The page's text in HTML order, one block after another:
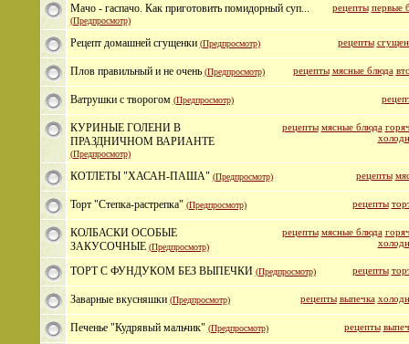
рецепты первые
Мачо - гаспачо. Как приготовить помидорный суп...
(Предпросмотр)
рецепты
Рецепт домашней сгущенки (Предпросмотр)
рецепты мясные блюда
Плов правильный и не очень (Предпросмотр)
Ватрушки с творогом (Предпросмотр)
рецепты мясные блюда
КУРИНЫЕ ГОЛЕНИ В
ПРАЗДНИЧНОМ ВАРИАНТЕ
(Предпросмотр)
рецепты
КОТЛЕТЫ "ХАСАН-ПАША" (Предпросмотр)
рецепты
Торт "Степка-растрепка" (Предпросмотр)
рецепты мясные блюда
КОЛБАСКИ ОСОБЫЕ
ЗАКУСОЧНЫЕ (Предпросмотр)
рецепты
ТОРТ С ФУНДУКОМ БЕЗ ВЫПЕЧКИ (Предпросмотр)
рецепты выпечка
Заварные вкусняшки (Предпросмотр)
рецепты
Печенье "Кудрявый мальчик" (Предпросмотр)